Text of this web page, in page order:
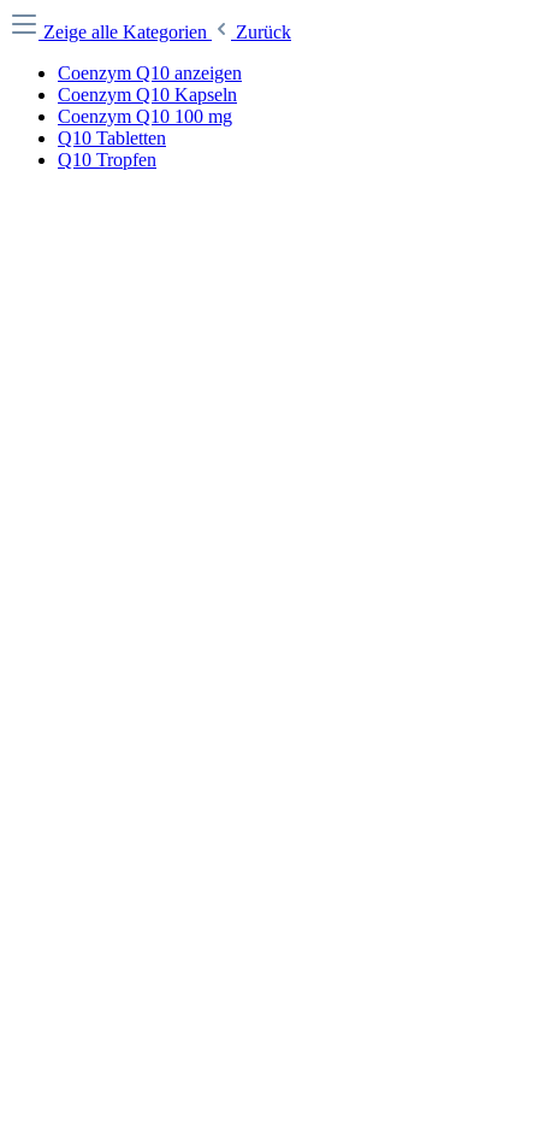
Zeige alle Kategorien
Zurück
Coenzym Q10 anzeigen
Coenzym Q10 Kapseln
Coenzym Q10 100 mg
Q10 Tabletten
Q10 Tropfen